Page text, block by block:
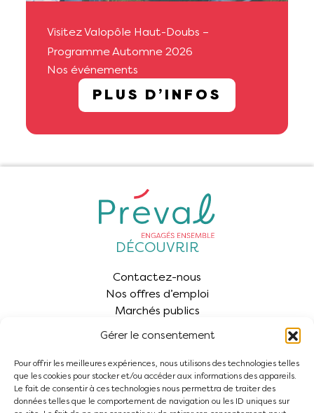
Gérer le consentement
Pour offrir les meilleures expériences, nous utilisons des technologies telles
que les cookies pour stocker et/ou accéder aux informations des appareils.
Le fait de consentir à ces technologies nous permettra de traiter des
données telles que le comportement de navigation ou les ID uniques sur
Visitez Valopôle Haut-Doubs –
Programme Automne 2026
Nos événements
PLUS D’INFOS
DÉCOUVRIR
Contactez-nous
Nos offres d’emploi
Marchés publics
Espace Élus
INSCRIPTION À LA NEWSLETTER